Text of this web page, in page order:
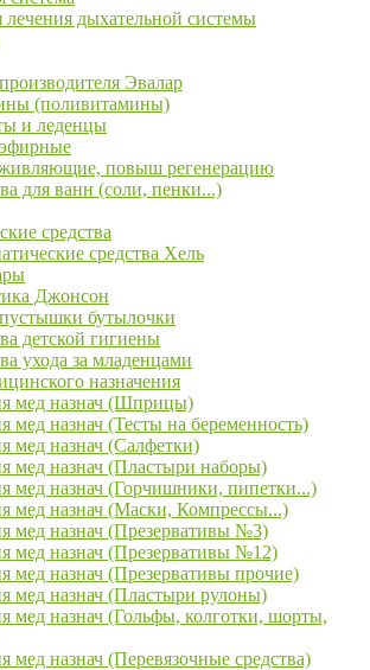
лечения дыхательной системы
Эвалар
(поливитамины)
и леденцы
повыш регенерацию
для ванн (соли, пенки...)
средства
средства Хель
Джонсон
бутылочки
детской гигиены
ухода за младенцами
назначения
мед назнач (Шприцы)
мед назнач (Тесты на беременность)
мед назнач (Салфетки)
мед назнач (Пластыри наборы)
мед назнач (Горчишники, пипетки...)
мед назнач (Маски, Компрессы...)
мед назнач (Презервативы №3)
мед назнач (Презервативы №12)
мед назнач (Презервативы прочие)
мед назнач (Пластыри рулоны)
мед назнач (Гольфы, колготки, шорты,
мед назнач (Перевязочные средства)